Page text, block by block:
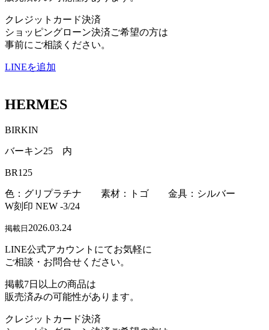
クレジットカード決済
ショッピングローン決済ご希望の方は
事前にご相談ください。
LINEを追加
HERMES
BIRKIN
バーキン25 内
BR125
色：グリプラチナ 素材：トゴ 金具：シルバー
W刻印 NEW -3/24
掲載日 2026.03.24
LINE公式アカウントにてお気軽に
ご相談・お問合せください。
掲載7日以上の商品は
販売済みの可能性があります。
クレジットカード決済